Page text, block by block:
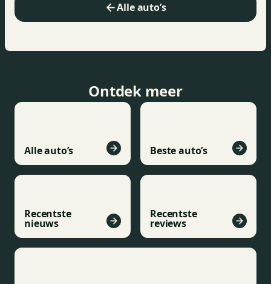
Alle auto’s
Ontdek meer
Alle auto’s Beste auto’s
Recentste
nieuws
Recentste
reviews